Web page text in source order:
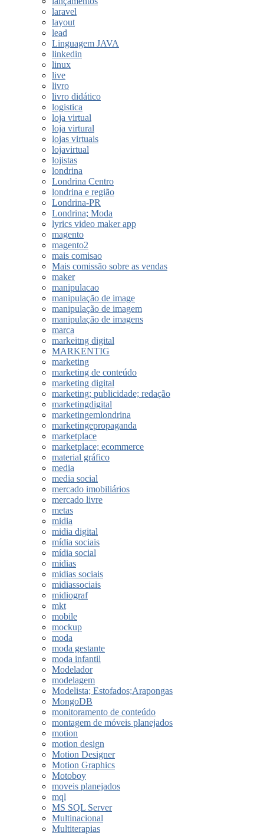
laravel
layout
lead
Linguagem JAVA
linkedin
linux
live
livro
livro didático
logistica
loja virtual
loja virtural
lojas virtuais
lojavirtual
lojistas
londrina
Londrina Centro
londrina e região
Londrina-PR
Londrina; Moda
lyrics video maker app
magento
magento2
mais comisao
Mais comissão sobre as vendas
maker
manipulacao
manipulação de image
manipulação de imagem
manipulação de imagens
marca
markeitng digital
MARKENTIG
marketing
marketing de conteúdo
marketing digital
marketing; publicidade; redação
marketingdigital
marketingemlondrina
marketingepropaganda
marketplace
marketplace; ecommerce
material gráfico
media
media social
mercado imobiliários
mercado livre
metas
midia
midia digital
mídia sociais
mídia social
midias
midias sociais
midiassociais
midiograf
mkt
mobile
mockup
moda
moda gestante
moda infantil
Modelador
modelagem
Modelista; Estofados;Arapongas
MongoDB
monitoramento de conteúdo
montagem de móveis planejados
motion
motion design
Motion Designer
Motion Graphics
Motoboy
moveis planejados
mql
MS SQL Server
Multinacional
Multiterapias